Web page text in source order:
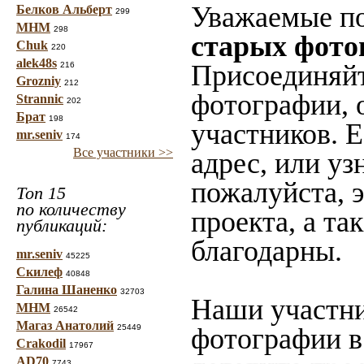
Белков Альберт 299
МНМ 298
Chuk 220
alek48s 216
Grozniy 212
Strannic 202
Брат 198
mr.seniv 174
Все участники >>
Топ 15
по количеству
публикаций:
mr.seniv 45225
Скилеф 40848
Галина Шаненко 32703
МНМ 26542
Магаз Анатолий 25449
Crakodil 17967
AD70
Уважаемые
старых
фотографии,
участников.
адрес, или
пожалуйста,
проекта, а
благодарны.
Наши
фотографии